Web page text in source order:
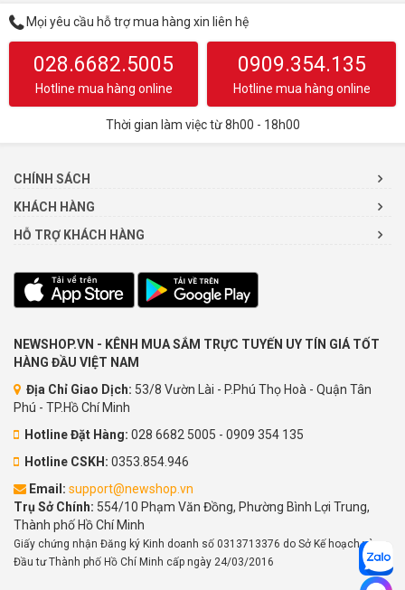
Mọi yêu cầu hỗ trợ mua hàng xin liên hệ
028.6682.5005
Hotline mua hàng online
0909.354.135
Hotline mua hàng online
Thời gian làm việc từ 8h00 - 18h00
CHÍNH SÁCH
KHÁCH HÀNG
HỖ TRỢ KHÁCH HÀNG
NEWSHOP.VN - KÊNH MUA SẮM TRỰC TUYẾN UY TÍN GIÁ TỐT
HÀNG ĐẦU VIỆT NAM
Địa Chỉ Giao Dịch: 53/8 Vườn Lài - P.Phú Thọ Hoà - Quận Tân
Phú - TP.Hồ Chí Minh
Hotline Đặt Hàng: 028 6682 5005 - 0909 354 135
Hotline CSKH: 0353.854.946
Email: support@newshop.vn
Trụ Sở Chính: 554/10 Phạm Văn Đồng, Phường Bình Lợi Trung,
Thành phố Hồ Chí Minh
Giấy chứng nhận Đăng ký Kinh doanh số 0313713376 do Sở Kế hoạch và
Đầu tư Thành phố Hồ Chí Minh cấp ngày 24/03/2016